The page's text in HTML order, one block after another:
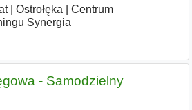
| Ostrołęka
Centrum
Synergia
- Samodzielny